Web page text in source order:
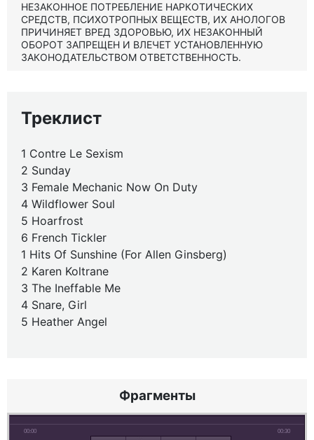
НЕЗАКОННОЕ ПОТРЕБЛЕНИЕ НАРКОТИЧЕСКИХ
СРЕДСТВ, ПСИХОТРОПНЫХ ВЕЩЕСТВ, ИХ АНОЛОГОВ
ПРИЧИНЯЕТ ВРЕД ЗДОРОВЬЮ, ИХ НЕЗАКОННЫЙ
ОБОРОТ ЗАПРЕЩЕН И ВЛЕЧЕТ УСТАНОВЛЕННУЮ
ЗАКОНОДАТЕЛЬСТВОМ ОТВЕТСТВЕННОСТЬ.
Треклист
1 Contre Le Sexism
2 Sunday
3 Female Mechanic Now On Duty
4 Wildflower Soul
5 Hoarfrost
6 French Tickler
1 Hits Of Sunshine (For Allen Ginsberg)
2 Karen Koltrane
3 The Ineffable Me
4 Snare, Girl
5 Heather Angel
Фрагменты
00:00 00:30